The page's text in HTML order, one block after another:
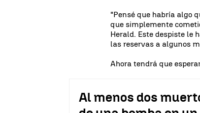
"Pensé que habría algo
que simplemente
Herald. Este despiste le
las reservas a algunos
Ahora tendrá que
Al menos dos